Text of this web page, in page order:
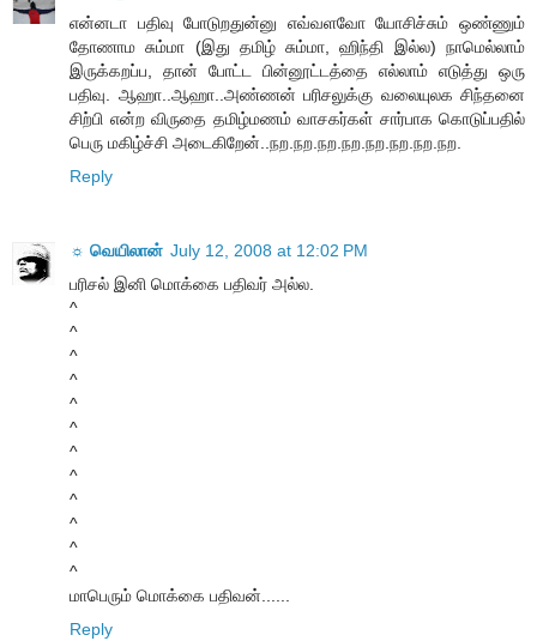
என்னடா பதிவு போடுறதுன்னு எவ்வளவோ யோசிச்சும் ஒண்ணும்
தோணாம சும்மா (இது தமிழ் சும்மா, ஹிந்தி இல்ல) நாமெல்லாம்
இருக்கறப்ப, தான் போட்ட பின்னூட்டத்தை எல்லாம் எடுத்து ஒரு
பதிவு. ஆஹா..ஆஹா..அண்ணன் பரிசலுக்கு வலையுலக சிந்தனை
சிற்பி என்ற விருதை தமிழ்மணம் வாசகர்கள் சார்பாக கொடுப்பதில்
பெரு மகிழ்ச்சி அடைகிறேன்..நற.நற.நற.நற.நற.நற.நற.நற.
Reply
☼ வெயிலான் July 12, 2008 at 12:02 PM
பரிசல் இனி மொக்கை பதிவர் அல்ல.
^
^
^
^
^
^
^
^
^
^
^
^
மாபெரும் மொக்கை பதிவன்......
Reply